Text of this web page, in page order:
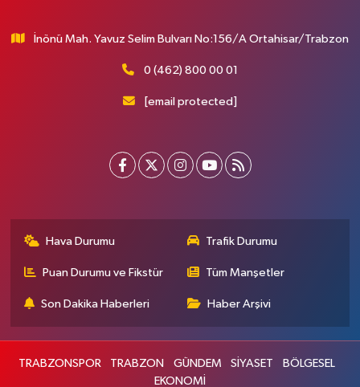
İnönü Mah. Yavuz Selim Bulvarı No:156/A Ortahisar/Trabzon
0 (462) 800 00 01
[email protected]
Hava Durumu Trafik Durumu
Puan Durumu ve Fikstür Tüm Manşetler
Son Dakika Haberleri Haber Arşivi
TRABZONSPOR TRABZON GÜNDEM SİYASET
BÖLGESEL
EKONOMİ